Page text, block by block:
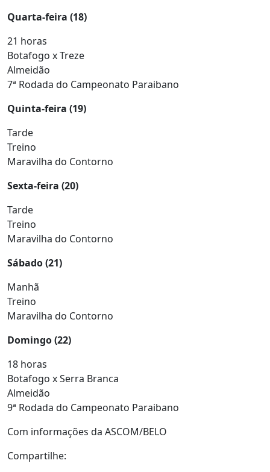
Quarta-feira (18)
21 horas
Botafogo x Treze
Almeidão
7ª Rodada do Campeonato Paraibano
Quinta-feira (19)
Tarde
Treino
Maravilha do Contorno
Sexta-feira (20)
Tarde
Treino
Maravilha do Contorno
Sábado (21)
Manhã
Treino
Maravilha do Contorno
Domingo (22)
18 horas
Botafogo x Serra Branca
Almeidão
9ª Rodada do Campeonato Paraibano
Com informações da ASCOM/BELO
Compartilhe: